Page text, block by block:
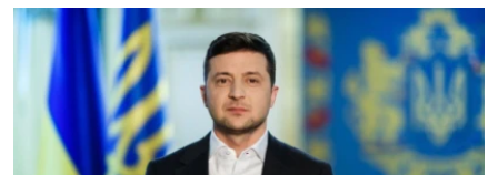
ВСЕ ЗА ДЕНЬ
СПЕЦПРОЕКТИ
ДЕПОРТАЦІЯ
ВІДЕОУРОКИ «ELIFBE»
ЯК ОБІЙТИ БЛОКУВАННЯ
Русский